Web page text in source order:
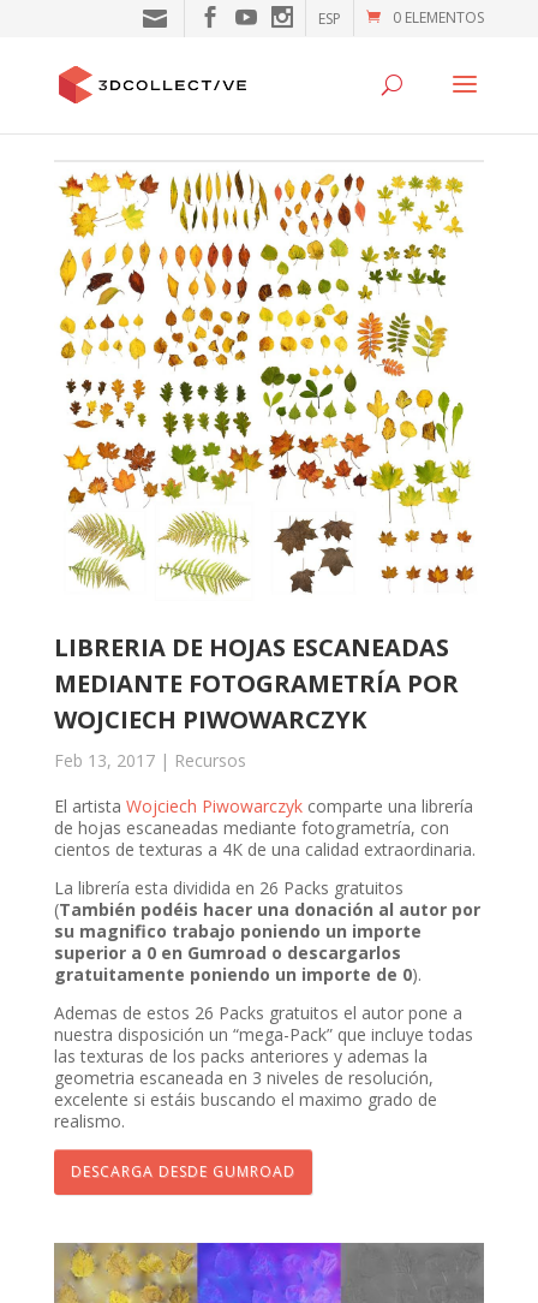
0 ELEMENTOS
ESP
LIBRERIA DE HOJAS ESCANEADAS
MEDIANTE FOTOGRAMETRÍA POR
WOJCIECH PIWOWARCZYK
Feb 13, 2017| Recursos
El artista Wojciech Piwowarczykcomparte una librería
de hojas escaneadas mediante fotogrametría, con
cientos de texturas a 4K de una calidad extraordinaria.
La librería esta dividida en 26 Packs gratuitos
(También podéis hacer una donación al autor por
su magnifico trabajo poniendo un importe
superior a 0 en Gumroad o descargarlos
gratuitamente poniendo un importe de 0).
Ademas de estos 26 Packs gratuitos el autor pone a
nuestra disposición un “mega-Pack” que incluye todas
las texturas de los packs anteriores y ademas la
geometria escaneada en 3 niveles de resolución,
excelente si estáis buscando el maximo grado de
realismo.
DESCARGA DESDE GUMROAD